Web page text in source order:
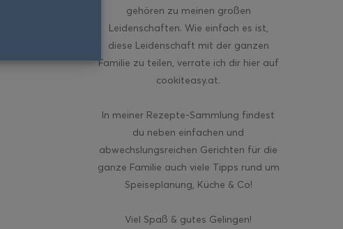
gehören zu meinen großen
Leidenschaften. Wie einfach es ist,
diese Leidenschaft mit der ganzen
Familie zu teilen, verrate ich dir hier auf
cookiteasy.at.
In meiner Rezepte-Sammlung findest
du neben einfachen und
abwechslungsreichen Gerichten für die
ganze Familie auch viele Tipps rund um
Speiseplanung, Küche & Co!
Viel Spaß & gutes Gelingen!